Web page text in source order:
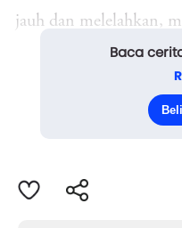
jauh dan melelahkan,
sesekali berbatu dan
Baca